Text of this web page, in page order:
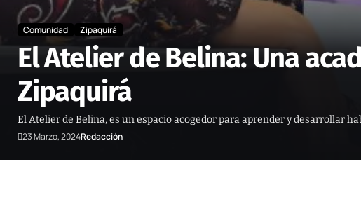
Comunidad Zipaquirá
El Atelier de Belina: Una
Zipaquirá
El Atelier de Belina, es un espacio acogedor para aprender y desarrollar
23 Marzo, 2024Redacción